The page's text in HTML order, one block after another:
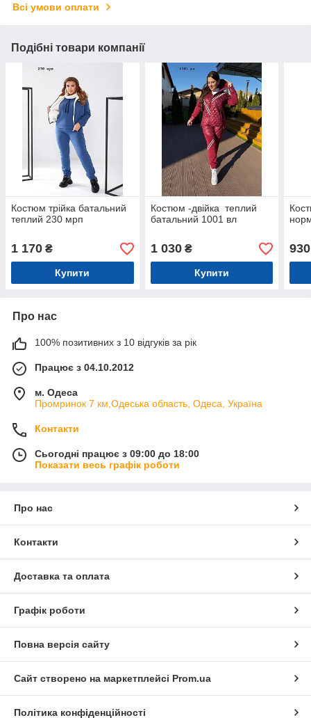
Всі умови оплати
Подібні товари компанії
Костюм трійка батальний
теплий 230 мрп
1 170 ₴
Купити
Костюм -двійка теплий
батальний 1001 вл
1 030₴
Купити
930
Про нас
100% позитивних з 10 відгуків за рік
Працює з 04.10.2012
м. Одеса
Промринок 7 км,Одеська область, Одеса, Україна
Контакти
Сьогодні працює з 09:00 до 18:00
Показати весь графік роботи
Про нас
Контакти
Доставка та оплата
Графік роботи
Повна версія сайту
Сайт створено на маркетплейсі Prom.ua
Політика конфіденційності